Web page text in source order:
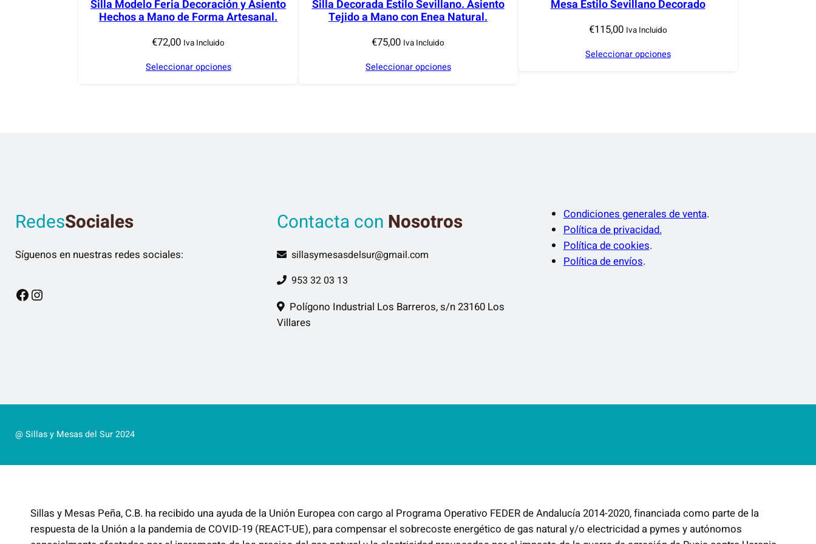
o
s
ú
t
Silla Modelo Feria Decoración y Asiento
Hechos a Mano de Forma Artesanal.
€72,00 Iva Incluido
Seleccionar opciones
Silla Decorada Estilo Sevillano. Asiento
Tejido a Mano con Enea Natural.
€75,00 Iva Incluido
Seleccionar opciones
Mesa Estilo Sevillano Decorado
€115,00 Iva Incluido
Seleccionar opciones
RedesSociales
Síguenos en nuestras redes sociales:
Facebook Instagram
Contacta con Nosotros
sillasymesasdelsur@gmail.com
953 32 03 13
Polígono Industrial Los Barreros, s/n 23160 Los
Villares
Condiciones generales de venta.
Política de privacidad.
Política de cookies.
Política de envíos.
@ Sillas y Mesas del Sur 2024
Sillas y Mesas Peña, C.B. ha recibido una ayuda de la Unión Europea con cargo al Programa Operativo FEDER de Andalucía 2014-2020, financiada como parte de la
respuesta de la Unión a la pandemia de COVID-19 (REACT-UE), para compensar el sobrecoste energético de gas natural y/o electricidad a pymes y autónomos